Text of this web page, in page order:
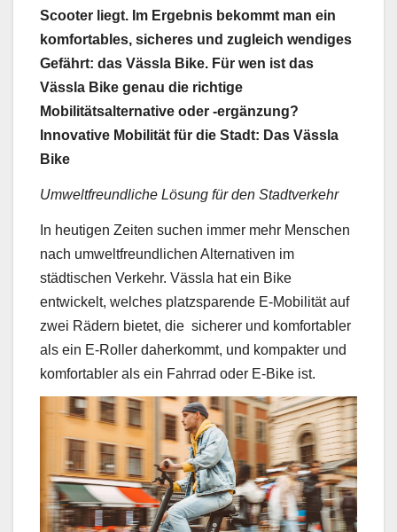
Scooter liegt. Im Ergebnis bekommt man ein
komfortables, sicheres und zugleich wendiges
Gefährt: das Vässla Bike. Für wen ist das
Vässla Bike genau die richtige
Mobilitätsalternative oder -ergänzung?
Innovative Mobilität für die Stadt: Das Vässla
Bike
Umweltfreundliche Lösung für den Stadtverkehr
In heutigen Zeiten suchen immer mehr Menschen
nach umweltfreundlichen Alternativen im
städtischen Verkehr. Vässla hat ein Bike
entwickelt, welches platzsparende E-Mobilität auf
zwei Rädern bietet, die sicherer und komfortabler
als ein E-Roller daherkommt, und kompakter und
komfortabler als ein Fahrrad oder E-Bike ist.